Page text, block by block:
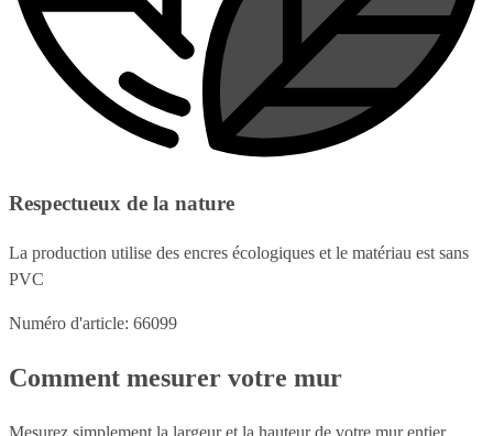
Respectueux de la nature
La production utilise des encres écologiques et le matériau est sans
PVC
Numéro d'article: 66099
Comment mesurer votre mur